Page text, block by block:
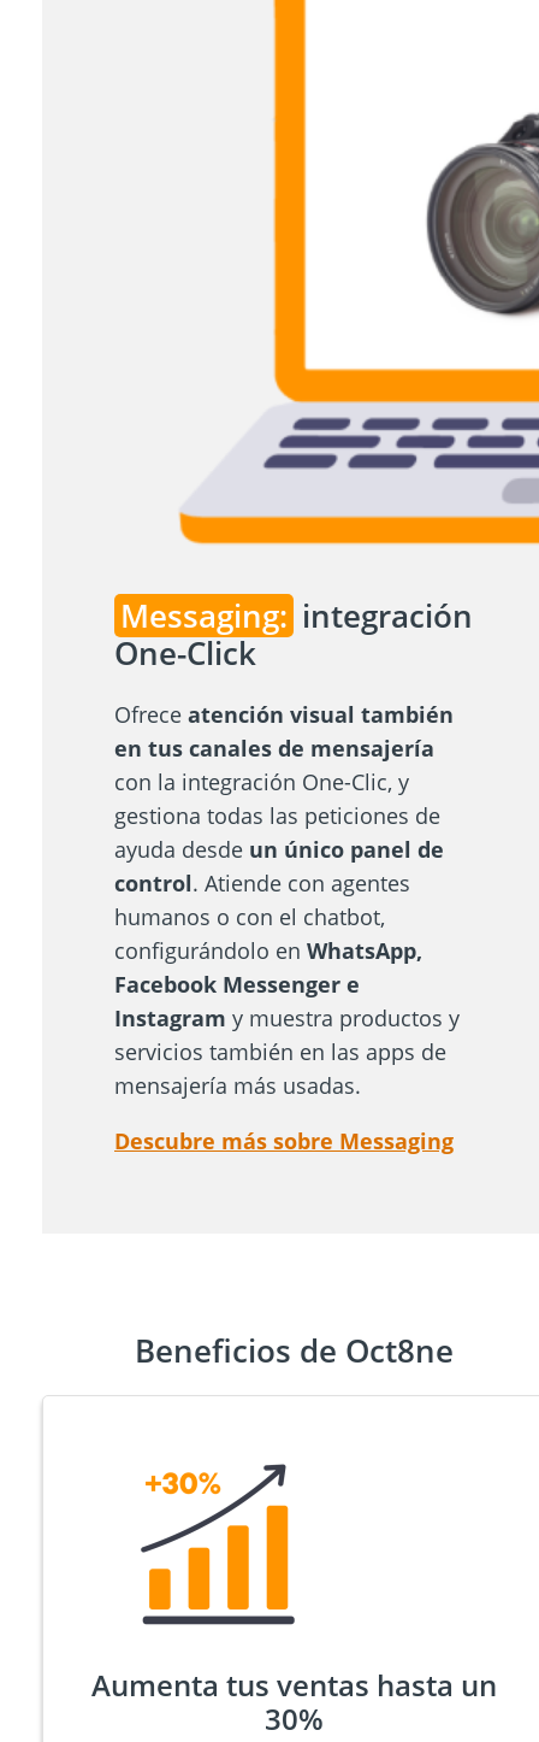
Messaging: integración
One-Click
Ofrece atención visual también
en tus canales de mensajería
con la integración One-Clic, y
gestiona todas las peticiones de
ayuda desde un único panel de
control. Atiende con agentes
humanos o con el chatbot,
configurándolo en WhatsApp,
Facebook Messenger e
Instagram y muestra productos y
servicios también en las apps de
mensajería más usadas.
Descubre más sobre Messaging
Beneficios de Oct8ne
Aumenta tus ventas hasta un
30%